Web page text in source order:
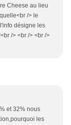
Cheese au lieu
/> le
désigne les
/> <br /> <br />
et 32% nous
les